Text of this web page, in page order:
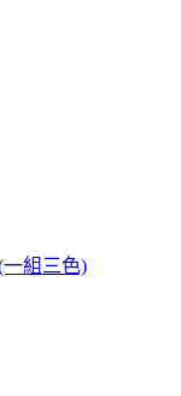
一組三色)